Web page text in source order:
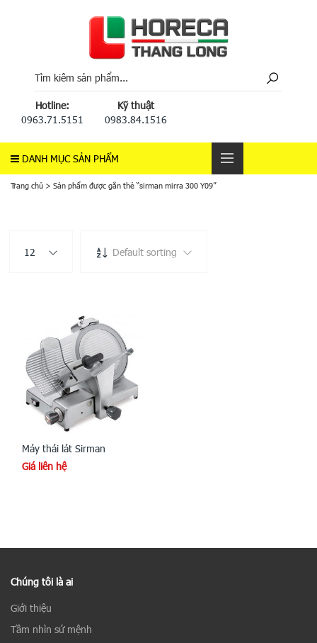
Hotline:
0963.71.5151
Kỹ thuật
0983.84.1516
DANH MỤC SẢN PHẨM
Trang chủ > Sản phẩm được gắn thẻ “sirman mirra 300 Y09”
12 Default sorting
Máy thái lát Sirman
Giá liên hệ
Chúng tôi là ai
Giới thiệu
Tầm nhìn sứ mệnh